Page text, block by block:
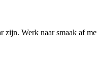
Werk naar smaak af